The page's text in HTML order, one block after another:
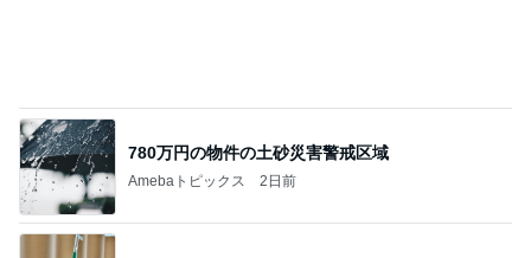
薬剤師に相談した便秘薬の使い方
Amebaトピックス 16時間前